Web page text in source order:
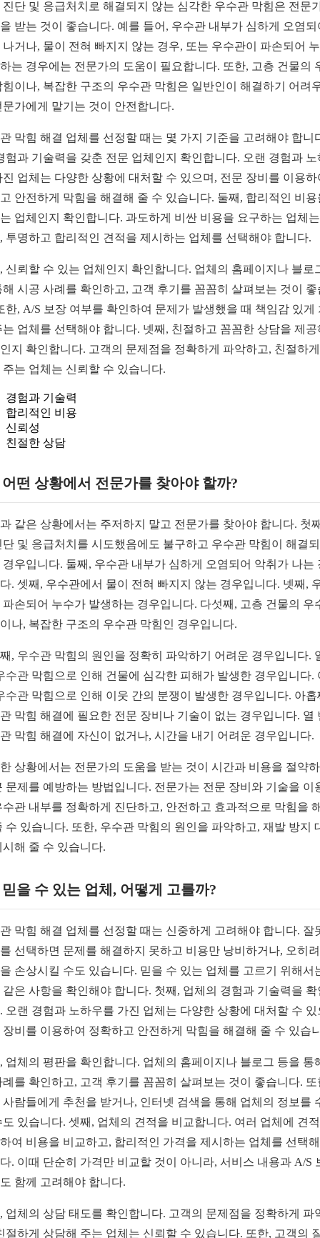
진단 및 응급처치로 해결되지 않는 심각한 우수관 막힘은 전문
받는 것이 좋습니다. 예를 들어, 우수관 내부가 심하게 오염되
나거나, 물이 전혀 빠지지 않는 경우, 또는 우수관이 파손되어
는 경우에는 전문가의 도움이 필요합니다. 또한, 고층 건물의
힘이나, 복잡한 구조의 우수관 막힘은 일반인이 해결하기 어려
문가에게 맡기는 것이 안전합니다.
막힘 해결 업체를 선정할 때는 몇 가지 기준을 고려해야 합니
험과 기술력을 갖춘 전문 업체인지 확인합니다. 오랜 경험과 노
진 업체는 다양한 상황에 대처할 수 있으며, 전문 장비를 이용하
안전하게 막힘을 해결해 줄 수 있습니다. 둘째, 합리적인 비용
업체인지 확인합니다. 과도하게 비싼 비용을 요구하는 업체
투명하고 합리적인 견적을 제시하는 업체를 선택해야 합니다.
신뢰할 수 있는 업체인지 확인합니다. 업체의 홈페이지나 블로
해 시공 사례를 확인하고, 고객 후기를 꼼꼼히 살펴보는 것이 좋
한, A/S 보장 여부를 확인하여 문제가 발생했을 때 책임감 있게
는 업체를 선택해야 합니다. 넷째, 친절하고 꼼꼼한 상담을 제공
지 확인합니다. 고객의 문제점을 정확하게 파악하고, 친절하
주는 업체는 신뢰할 수 있습니다.
경험과 기술력
합리적인 비용
신뢰성
친절한 상담
어떤 상황에서 전문가를 찾아야 할까?
같은 상황에서는 주저하지 말고 전문가를 찾아야 합니다. 첫
단 및 응급처치를 시도했음에도 불구하고 우수관 막힘이 해결
경우입니다. 둘째, 우수관 내부가 심하게 오염되어 악취가 나는
. 셋째, 우수관에서 물이 전혀 빠지지 않는 경우입니다. 넷째,
파손되어 누수가 발생하는 경우입니다. 다섯째, 고층 건물의 우
나, 복잡한 구조의 우수관 막힘인 경우입니다.
, 우수관 막힘의 원인을 정확히 파악하기 어려운 경우입니다.
수관 막힘으로 인해 건물에 심각한 피해가 발생한 경우입니다.
수관 막힘으로 인해 이웃 간의 분쟁이 발생한 경우입니다. 아홉
막힘 해결에 필요한 전문 장비나 기술이 없는 경우입니다. 열
막힘 해결에 자신이 없거나, 시간을 내기 어려운 경우입니다.
상황에서는 전문가의 도움을 받는 것이 시간과 비용을 절약
문제를 예방하는 방법입니다. 전문가는 전문 장비와 기술을 이
수관 내부를 정확하게 진단하고, 안전하고 효과적으로 막힘을
수 있습니다. 또한, 우수관 막힘의 원인을 파악하고, 재발 방지
시해 줄 수 있습니다.
믿을 수 있는 업체, 어떻게 고를까?
막힘 해결 업체를 선정할 때는 신중하게 고려해야 합니다. 잘
선택하면 문제를 해결하지 못하고 비용만 낭비하거나, 오히
손상시킬 수도 있습니다. 믿을 수 있는 업체를 고르기 위해서
같은 사항을 확인해야 합니다. 첫째, 업체의 경험과 기술력을 확
오랜 경험과 노하우를 가진 업체는 다양한 상황에 대처할 수 있
장비를 이용하여 정확하고 안전하게 막힘을 해결해 줄 수 있습
업체의 평판을 확인합니다. 업체의 홈페이지나 블로그 등을 통
례를 확인하고, 고객 후기를 꼼꼼히 살펴보는 것이 좋습니다. 또
사람들에게 추천을 받거나, 인터넷 검색을 통해 업체의 정보를
도 있습니다. 셋째, 업체의 견적을 비교합니다. 여러 업체에 견
여 비용을 비교하고, 합리적인 가격을 제시하는 업체를 선택
. 이때 단순히 가격만 비교할 것이 아니라, 서비스 내용과 A/S
함께 고려해야 합니다.
업체의 상담 태도를 확인합니다. 고객의 문제점을 정확하게 파
절하게 상담해 주는 업체는 신뢰할 수 있습니다. 또한, 고객의